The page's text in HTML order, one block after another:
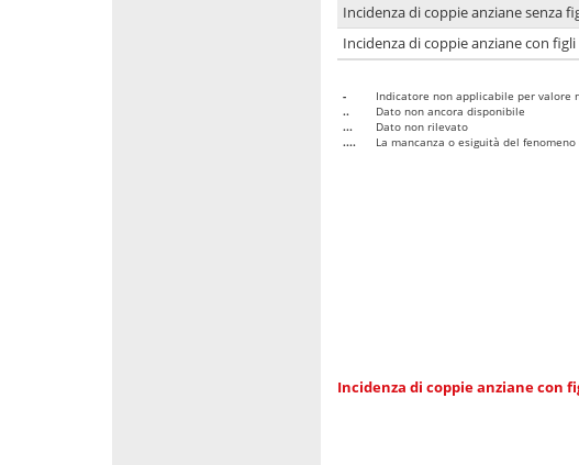
Incidenza di coppie anziane senza
Incidenza di coppie anziane con figli
-
Indicatore non applicabile per valore
..
Dato non ancora disponibile
...
Dato non rilevato
....
La mancanza o esiguità del
Incidenza di coppie anziane con